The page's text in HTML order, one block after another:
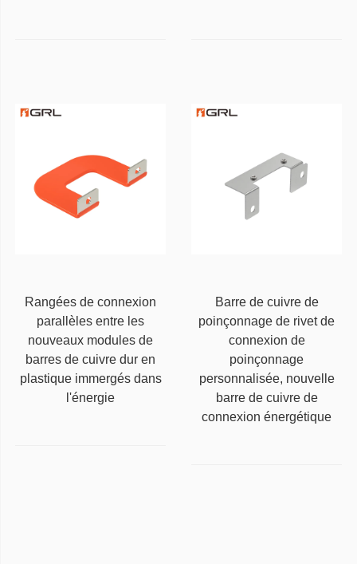
Rangées de connexion
parallèles entre les
nouveaux modules de
barres de cuivre dur en
plastique immergés dans
l'énergie
Barre de cuivre de
poinçonnage de rivet de
connexion de
poinçonnage
personnalisée, nouvelle
barre de cuivre de
connexion énergétique